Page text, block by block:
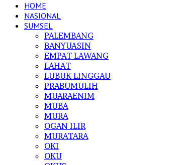
HOME
NASIONAL
SUMSEL
PALEMBANG
BANYUASIN
EMPAT LAWANG
LAHAT
LUBUK LINGGAU
PRABUMULIH
MUARAENIM
MUBA
MURA
OGAN ILIR
MURATARA
OKI
OKU